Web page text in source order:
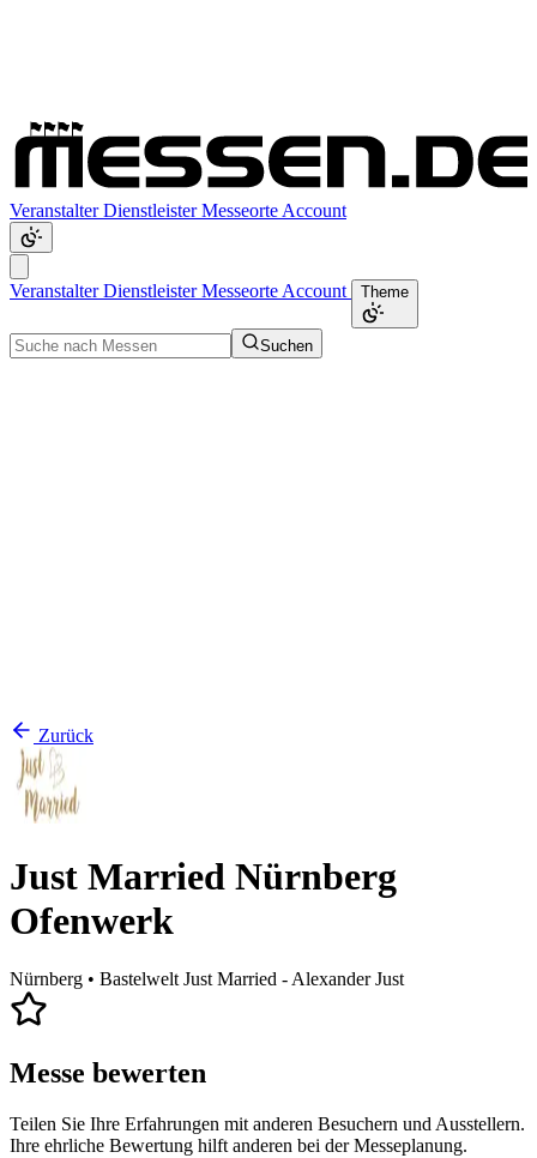
VeranstalterDienstleisterMesseorte Account
VeranstalterDienstleisterMesseorte Account Theme
Suchen
Zurück
Just Married Nürnberg
Ofenwerk
Nürnberg • Bastelwelt Just Married - Alexander Just
Messe bewerten
Teilen Sie Ihre Erfahrungen mit anderen Besuchern und Ausstellern.
Ihre ehrliche Bewertung hilft anderen bei der Messeplanung.